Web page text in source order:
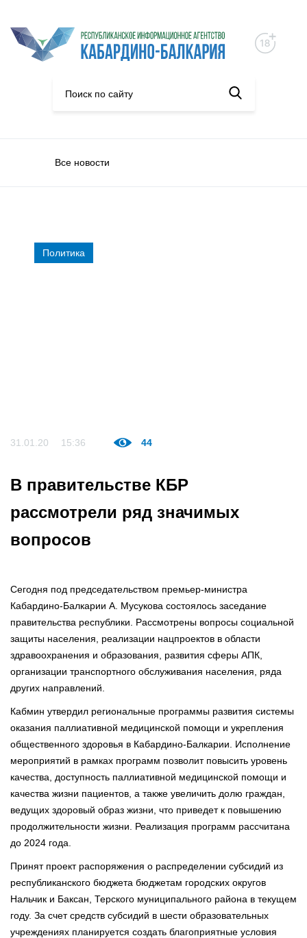
Все новости
Политика
31.01.20 15:36 44
В правительстве КБР
рассмотрели ряд значимых
вопросов
Сегодня под председательством премьер-министра
Кабардино-Балкарии А. Мусукова состоялось заседание
правительства республики. Рассмотрены вопросы социальной
защиты населения, реализации нацпроектов в области
здравоохранения и образования, развития сферы АПК,
организации транспортного обслуживания населения, ряда
других направлений.
Кабмин утвердил региональные программы развития системы
оказания паллиативной медицинской помощи и укрепления
общественного здоровья в Кабардино-Балкарии. Исполнение
мероприятий в рамках программ позволит повысить уровень
качества, доступность паллиативной медицинской помощи и
качества жизни пациентов, а также увеличить долю граждан,
ведущих здоровый образ жизни, что приведет к повышению
продолжительности жизни. Реализация программ рассчитана
до 2024 года.
Принят проект распоряжения о распределении субсидий из
республиканского бюджета бюджетам городских округов
Нальчик и Баксан, Терского муниципального района в текущем
году. За счет средств субсидий в шести образовательных
учреждениях планируется создать благоприятные условия